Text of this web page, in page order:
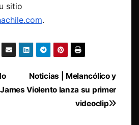
sitio
.
Noticias | Melancólico y
Violento lanza su primer
videoclip